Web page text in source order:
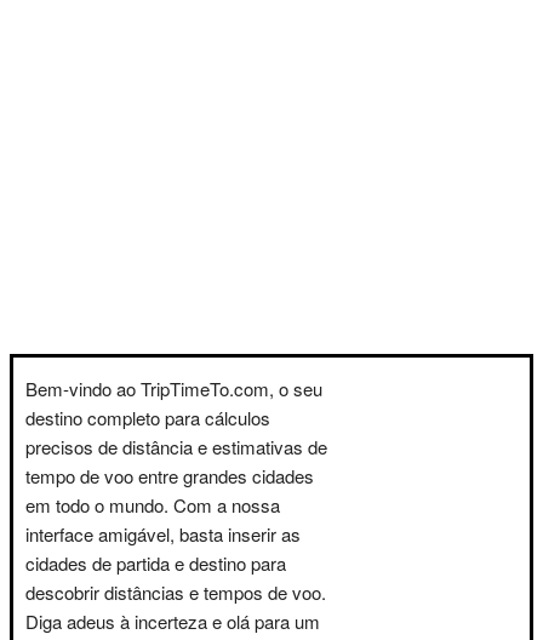
Bem-vindo ao TripTimeTo.com, o seu
destino completo para cálculos
precisos de distância e estimativas de
tempo de voo entre grandes cidades
em todo o mundo. Com a nossa
interface amigável, basta inserir as
cidades de partida e destino para
descobrir distâncias e tempos de voo.
Diga adeus à incerteza e olá para um